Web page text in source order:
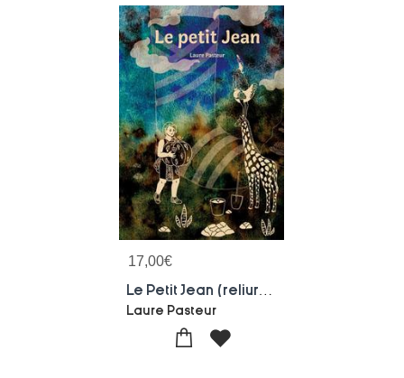
17,00€
Laure Pasteur